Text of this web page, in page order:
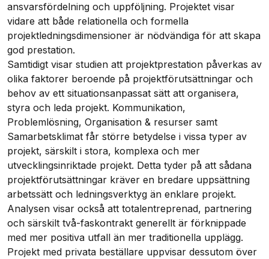
ansvarsfördelning och uppföljning. Projektet visar
vidare att både relationella och formella
projektledningsdimensioner är nödvändiga för att skapa
god prestation.
Samtidigt visar studien att projektprestation påverkas av
olika faktorer beroende på projektförutsättningar och
behov av ett situationsanpassat sätt att organisera,
styra och leda projekt. Kommunikation,
Problemlösning, Organisation & resurser samt
Samarbetsklimat får större betydelse i vissa typer av
projekt, särskilt i stora, komplexa och mer
utvecklingsinriktade projekt. Detta tyder på att sådana
projektförutsättningar kräver en bredare uppsättning
arbetssätt och ledningsverktyg än enklare projekt.
Analysen visar också att totalentreprenad, partnering
och särskilt två-faskontrakt generellt är förknippade
med mer positiva utfall än mer traditionella upplägg.
Projekt med privata beställare uppvisar dessutom över